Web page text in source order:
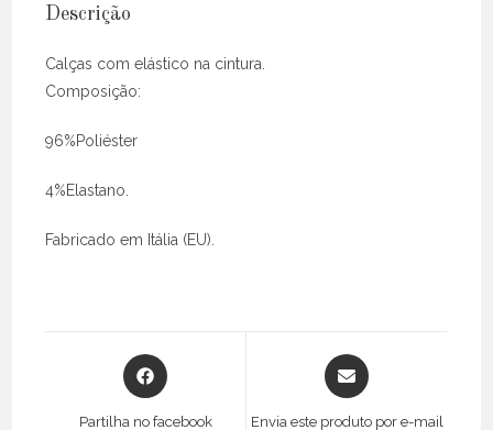
Descrição
Calças com elástico na cintura.
Composição:
96%Poliéster
4%Elastano.
Fabricado em Itália (EU).
Opens
in
Partilha no facebook
Opens
in
Envia este produto por e-mail